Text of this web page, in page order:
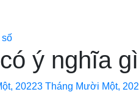
số
ý nghĩa
20223 Tháng Mười Một,